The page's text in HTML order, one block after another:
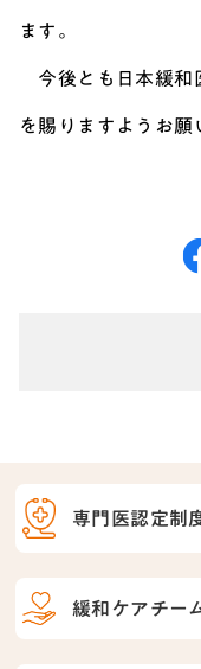
専門医認定制
緩和ケアチー
ます。
今後とも日本緩和
を賜りますようお願